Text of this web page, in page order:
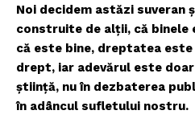
Noi decidem astăzi suveran
construite de alții, că binele
că este bine, dreptatea este
drept, iar adevărul este doar
știință, nu în dezbaterea
în adâncul sufletului nostru.